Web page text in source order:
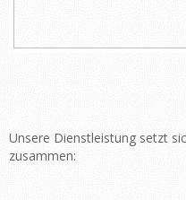
Unsere Dienstleistung setzt
zusammen: